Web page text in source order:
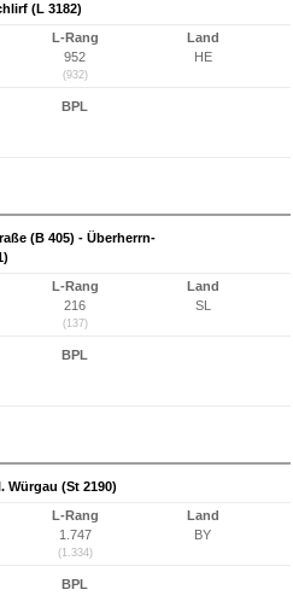
(L 3182)
L-Rang
952
(932)
Land
HE
BPL
(B 405) - Überherrn-
L-Rang
216
(137)
Land
SL
BPL
Würgau (St 2190)
L-Rang
1.747
(1.334)
Land
BY
BPL